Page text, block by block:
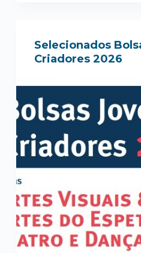
Selecionados
Criadores 2026